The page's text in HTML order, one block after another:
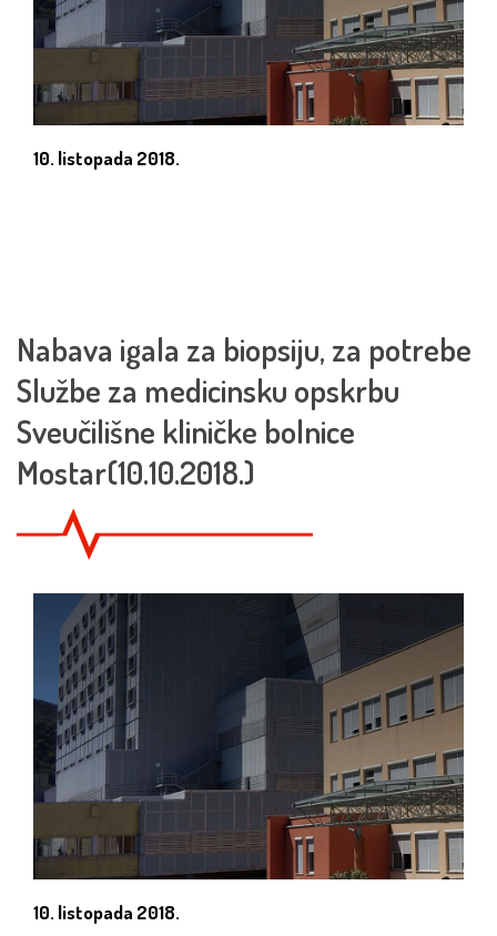
10. listopada 2018.
Nabava igala za biopsiju, za potrebe
Službe za medicinsku opskrbu
Sveučilišne kliničke bolnice
Mostar(10.10.2018.)
10. listopada 2018.